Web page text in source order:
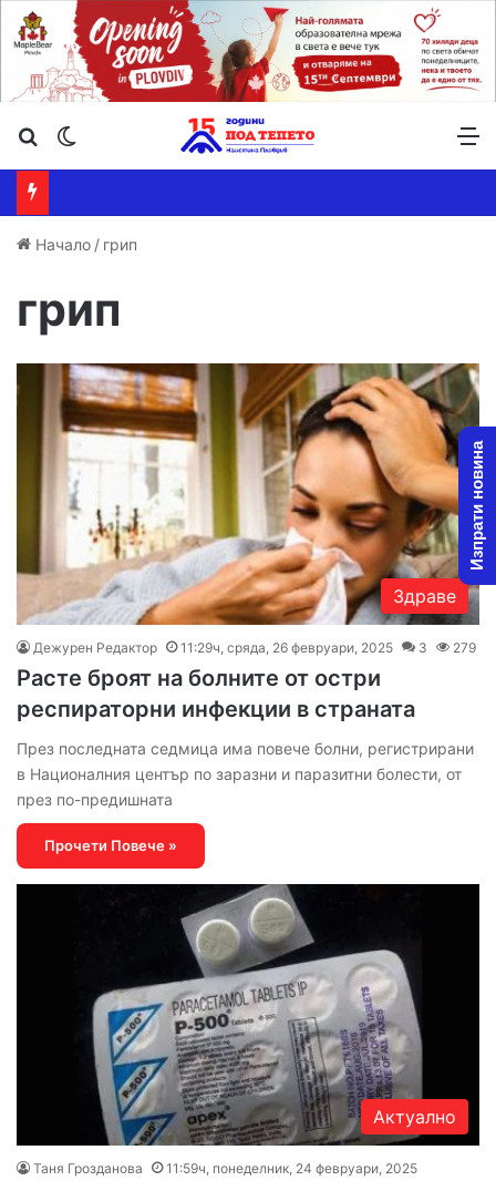
Търсене ...
Начало / грип
грип
Здраве
Дежурен Редактор 11:29ч, сряда, 26 февруари, 2025 3 279
Расте броят на болните от остри
респираторни инфекции в страната
През последната седмица има повече болни, регистрирани
в Националния център по заразни и паразитни болести, от
през по-предишната
Прочети Повече »
Актуално
Таня Грозданова
11:59ч, понеделник, 24 февруари, 2025
Изпрати новина